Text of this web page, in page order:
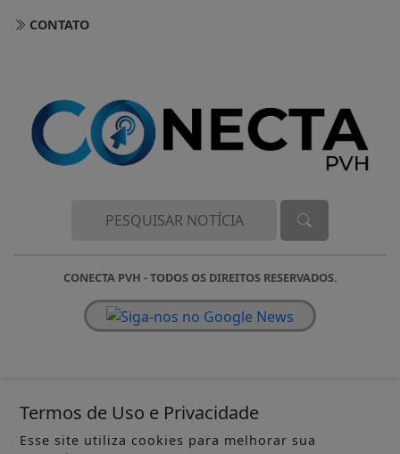
CONTATO
CONECTA PVH - TODOS OS DIREITOS RESERVADOS.
Termos de Uso e Privacidade
Esse site utiliza cookies para melhorar sua